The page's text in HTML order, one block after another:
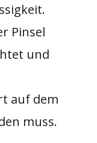
Pinsel
und
auf dem
muss.